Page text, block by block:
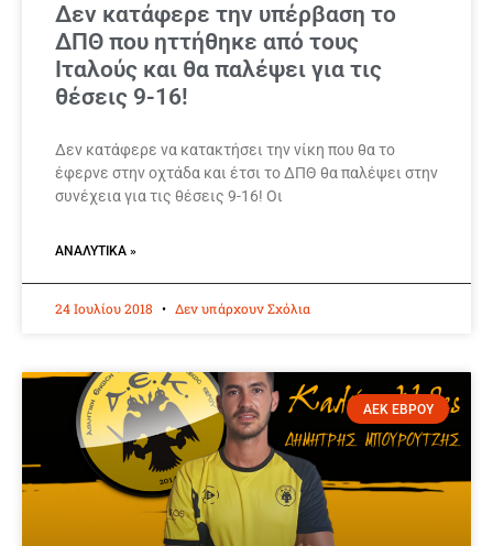
Δεν κατάφερε την υπέρβαση το
ΔΠΘ που ηττήθηκε από τους
Ιταλούς και θα παλέψει για τις
θέσεις 9-16!
Δεν κατάφερε να κατακτήσει την νίκη που θα το
έφερνε στην οχτάδα και έτσι το ΔΠΘ θα παλέψει στην
συνέχεια για τις θέσεις 9-16! Οι
ΑΝΑΛΥΤΙΚΆ »
24 Ιουλίου 2018 Δεν υπάρχουν Σχόλια
ΑΕΚ ΕΒΡΟΥ